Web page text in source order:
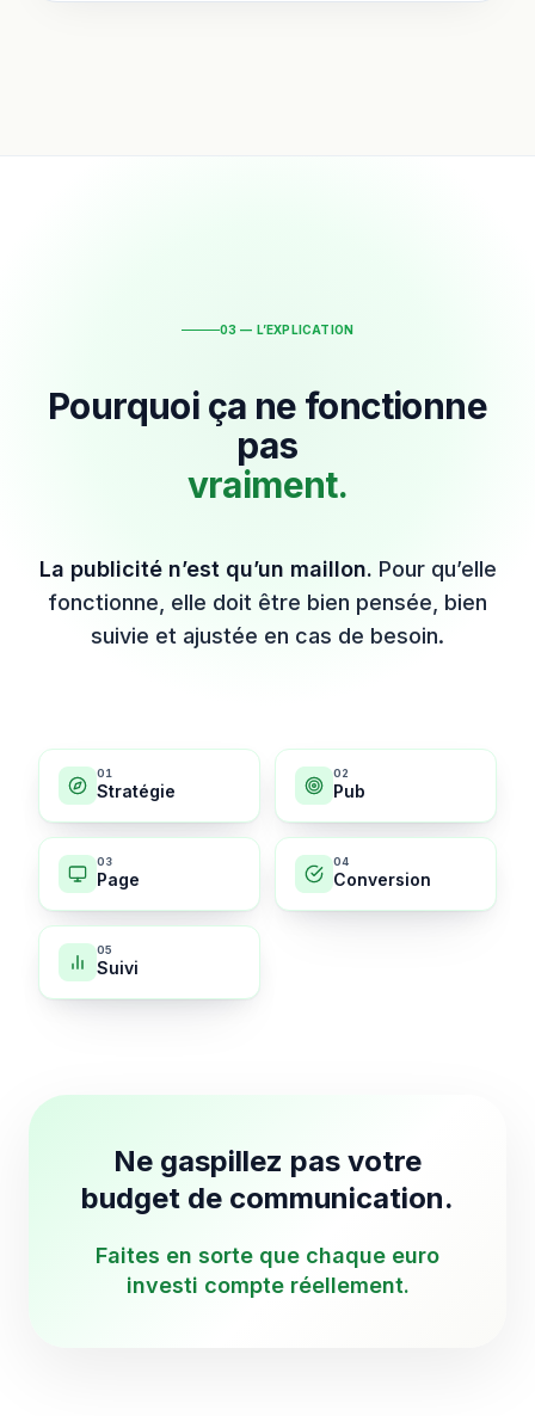
03 — L’EXPLICATION
Pourquoi ça ne fonctionne
pas
vraiment.
La publicité n’est qu’un maillon. Pour qu’elle
fonctionne, elle doit être bien pensée, bien
suivie et ajustée en cas de besoin.
01
Stratégie
02
Pub
03
Page
04
Conversion
05
Suivi
Ne gaspillez pas votre
budget de communication.
Faites en sorte que chaque euro
investi compte réellement.